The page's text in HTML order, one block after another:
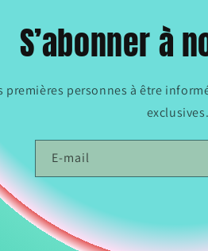
S’abonner à
premières personnes à être
exclusives.
E-mail